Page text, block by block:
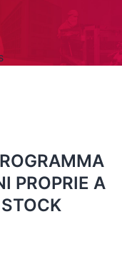
PROPRIE A